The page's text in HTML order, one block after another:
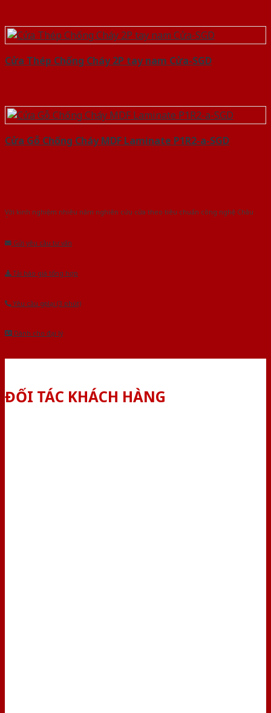
Cửa Thép Chống Cháy 2P tay nam Cửa-SGD
Cửa Gỗ Chống Cháy MDF Laminate P1R2-a-SGD
Với kinh nghiệm nhiêu năm nghiên cứu cửa theo tiêu chuẩn công nghệ Châu
Gửi yêu cầu tư vấn
Tải báo giá tổng hợp
Yêu cầu gọi lại (3 phút)
Dành cho đại lý
ĐỐI TÁC KHÁCH HÀNG